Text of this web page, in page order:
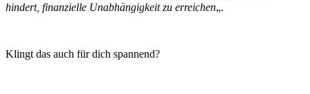
hindert, finanzielle Unabhängigkeit zu erreichen„.
Klingt das auch für dich spannend?